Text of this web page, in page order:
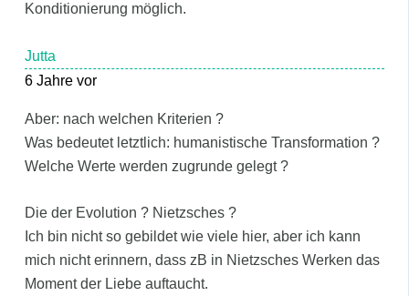
Konditionierung möglich.
Jutta
6 Jahre vor
Aber: nach welchen Kriterien ?
Was bedeutet letztlich: humanistische Transformation ?
Welche Werte werden zugrunde gelegt ?
Die der Evolution ? Nietzsches ?
Ich bin nicht so gebildet wie viele hier, aber ich kann
mich nicht erinnern, dass zB in Nietzsches Werken das
Moment der Liebe auftaucht.